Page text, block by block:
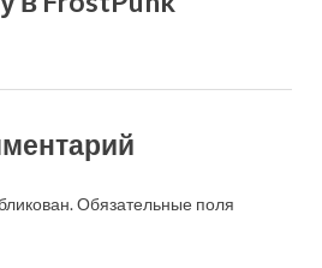
Обязательные поля